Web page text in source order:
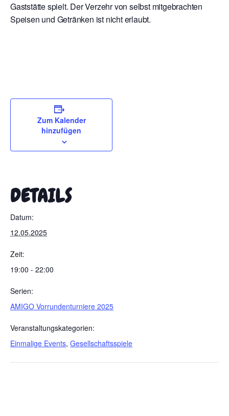
Gaststätte spielt. Der Verzehr von selbst mitgebrachten
Speisen und Getränken ist nicht erlaubt.
Zum Kalender
hinzufügen
DETAILS
Datum:
12.05.2025
Zeit:
19:00 - 22:00
Serien:
AMIGO Vorrundenturniere 2025
Veranstaltungskategorien:
Einmalige Events, Gesellschaftsspiele